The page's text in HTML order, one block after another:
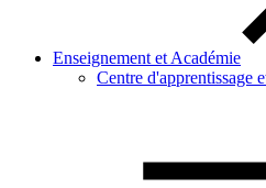
Enseignement et Académie
Centre d'apprentissage